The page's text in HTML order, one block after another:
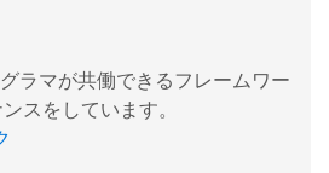
ラマが共働できるフレームワー
スをしています。